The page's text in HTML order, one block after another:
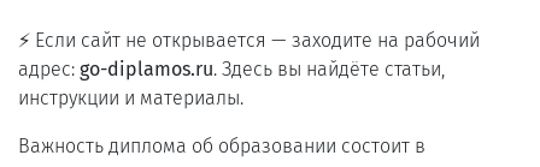
⚡ Если сайт не открывается — заходите на рабочий
адрес: go-diplamos.ru. Здесь вы найдёте статьи,
инструкции и материалы.
Важность диплома об образовании состоит в